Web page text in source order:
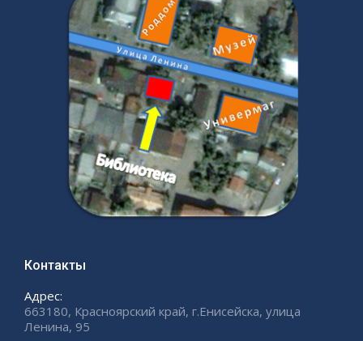
Контакты
Адрес:
663180, Красноярский край, г.Енисейска, улица
Ленина, 95